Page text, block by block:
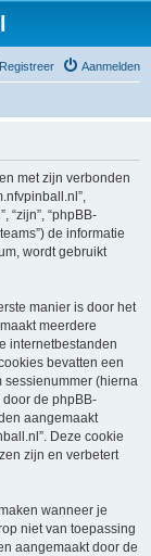
Aanmelden
Registreer
met zijn verbonden
“zijn”, “phpBB-
de informatie
wordt gebruikt
manier is door het
meerdere
internetbestanden
bevatten een
sessienummer (hierna
door de phpBB-
aangemaakt
Deze cookie
zijn en verbetert
wanneer je
niet van toepassing
aangemaakt door de